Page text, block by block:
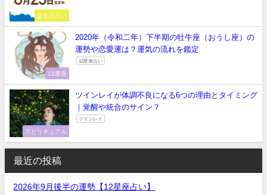
誕生日占い
12星座
2020年（令和二年）下半期の牡牛座（おうし座）の
運勢や恋愛運は？運気の流れを鑑定
12星座占い
スピリチュアル
ツインレイが体調不良になる6つの理由とタイミング
｜覚醒や統合のサイン？
ツインレイ
最近の投稿
2026年9月後半の運勢【12星座占い】